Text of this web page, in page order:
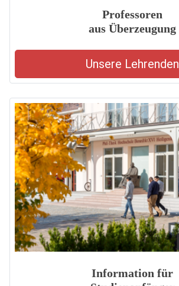
Professoren
aus Überzeugung
Unsere Lehrenden
Information für